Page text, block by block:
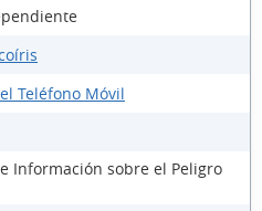
Teléfono Móvil
Información sobre el Peligro